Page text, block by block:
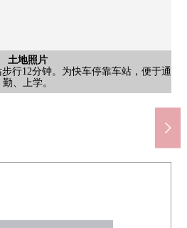
土地照片
行12分钟。为快车停靠车站，便于通
勤、上学。
土地照片
，没有是喜欢的House厂商所以，并
且能建造。
土地照片
觉的东南、东北角地的介绍♪
土地照片
52.89平米(约15.99坪)
土地照片
生活便利设施，是作为支持每天的生
适的居住环境。
前面道路的外观
到栗原绿地公园丰富的居住环境。
前面道路的外观
云雀之丘Center询问详细♪
前面道路的外观
丘站(约900m)
步行12分钟。
栗原小学(约820m)
步行11分钟。
第5中学(约1400m)
步行18分钟。
座栗原店(约480m)
步行6分钟。
云雀丘商店(约500m)
步行7分钟。
新座栗原店(约320m)
步行4分钟。
新座栗原店(约500m)
步行7分钟。
地公园(约70m)
步行1分钟。